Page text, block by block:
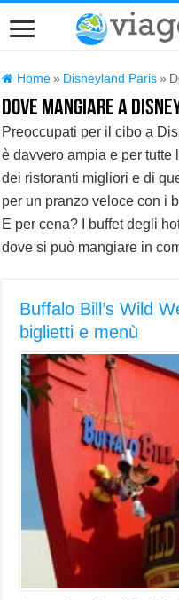
Home » Disneyland Paris »
Dove Mangiare a
Preoccupati per il cibo a
è davvero ampia e per tutte
dei ristoranti migliori e di
per un pranzo veloce con i
E per cena? I buffet degli
dove si può mangiare in
Buffalo Bill’s Wild
biglietti e menù